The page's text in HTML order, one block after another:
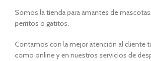
Somos la tienda para amantes de
perritos o gatitos.
Contamos con la mejor atención al cliente
como online y en nuestros servicios de